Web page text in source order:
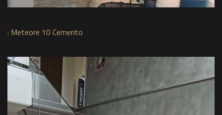
: Meteore 10 Cemento